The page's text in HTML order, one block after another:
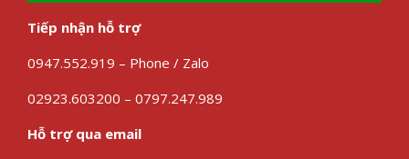
Tiếp nhận hỗ trợ
0947.552.919 – Phone / Zalo
02923.603200 – 0797.247.989
Hỗ trợ qua email